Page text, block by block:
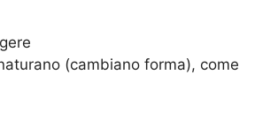
(cambiano forma), come